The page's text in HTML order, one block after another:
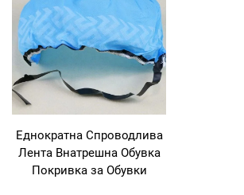
Еднократна Спроводлива
Лента Внатрешна Обувка
Покривка за Обувки